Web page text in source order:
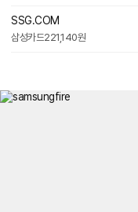
SSG.COM
삼성카드221,140원